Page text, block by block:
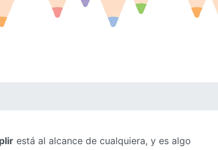
está al alcance de cualquiera, y es algo